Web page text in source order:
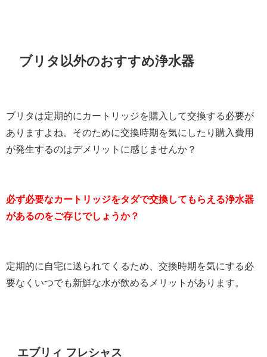
ブリタ以外のおすすめ浄水器
ブリタは定期的にカートリッジを購入して交換する必要が
ありますよね。そのために交換時期を気にしたり購入費用
が発生するのはデメリットに感じませんか？
必ず必要なカートリッジをタダで交換してもらえる浄水器
があるのをご存じでしょうか？
定期的に自宅に送られてくるため、交換時期を気にする必
要なくいつでも新鮮な水が飲めるメリットがあります。
エブリィ フレシャス